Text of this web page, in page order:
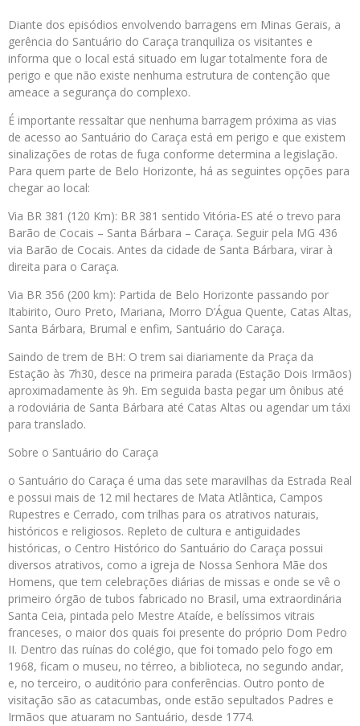
Diante dos episódios envolvendo barragens em Minas Gerais, a
gerência do Santuário do Caraça tranquiliza os visitantes e
informa que o local está situado em lugar totalmente fora de
perigo e que não existe nenhuma estrutura de contenção que
ameace a segurança do complexo.
É importante ressaltar que nenhuma barragem próxima as vias
de acesso ao Santuário do Caraça está em perigo e que existem
sinalizações de rotas de fuga conforme determina a legislação.
Para quem parte de Belo Horizonte, há as seguintes opções para
chegar ao local:
Via BR 381 (120 Km): BR 381 sentido Vitória-ES até o trevo para
Barão de Cocais – Santa Bárbara – Caraça. Seguir pela MG 436
via Barão de Cocais. Antes da cidade de Santa Bárbara, virar à
direita para o Caraça.
Via BR 356 (200 km): Partida de Belo Horizonte passando por
Itabirito, Ouro Preto, Mariana, Morro D’Água Quente, Catas Altas,
Santa Bárbara, Brumal e enfim, Santuário do Caraça.
Saindo de trem de BH: O trem sai diariamente da Praça da
Estação às 7h30, desce na primeira parada (Estação Dois Irmãos)
aproximadamente às 9h. Em seguida basta pegar um ônibus até
a rodoviária de Santa Bárbara até Catas Altas ou agendar um táxi
para translado.
Sobre o Santuário do Caraça
o Santuário do Caraça é uma das sete maravilhas da Estrada Real
e possui mais de 12 mil hectares de Mata Atlântica, Campos
Rupestres e Cerrado, com trilhas para os atrativos naturais,
históricos e religiosos. Repleto de cultura e antiguidades
históricas, o Centro Histórico do Santuário do Caraça possui
diversos atrativos, como a igreja de Nossa Senhora Mãe dos
Homens, que tem celebrações diárias de missas e onde se vê o
primeiro órgão de tubos fabricado no Brasil, uma extraordinária
Santa Ceia, pintada pelo Mestre Ataíde, e belíssimos vitrais
franceses, o maior dos quais foi presente do próprio Dom Pedro
II. Dentro das ruínas do colégio, que foi tomado pelo fogo em
1968, ficam o museu, no térreo, a biblioteca, no segundo andar,
e, no terceiro, o auditório para conferências. Outro ponto de
visitação são as catacumbas, onde estão sepultados Padres e
Irmãos que atuaram no Santuário, desde 1774.